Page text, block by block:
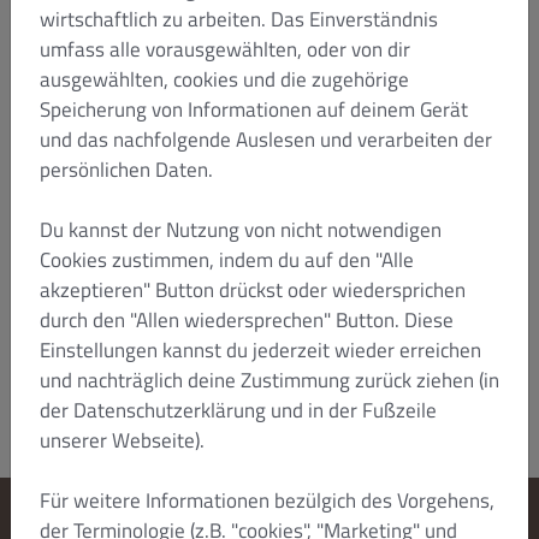
Sofern es sich bei dem Kunden um einen
Kaufmann/eine Kauffrau, eine juristische Person
des öffentlichen Rechts oder um ein öffentlich-
rechtliches Sondervermögen handelt, ist
ausschließlicher Gerichtsstand für alle
Streitigkeiten aus oder im Zusammenhang mit
dieser Vereinbarung, ihrem Zustandekommen
oder ihrer Durchführung Düsseldorf. Sofern der
jedoch auch dort Klage erheben. Ansonsten gilt der
gesetzliche Gerichtsstand.
Stand: Januar 2022/HTZ
Dish Order_B2C_T&C_V4_Jan 2022_de
wirtschaftlich zu arbeiten. Das Einverständnis
umfass alle vorausgewählten, oder von dir
ausgewählten, cookies und die zugehörige
Speicherung von Informationen auf deinem Gerät
und das nachfolgende Auslesen und verarbeiten der
persönlichen Daten.
Du kannst der Nutzung von nicht notwendigen
Cookies zustimmen, indem du auf den "Alle
akzeptieren" Button drückst oder wiedersprichen
durch den "Allen wiedersprechen" Button. Diese
Einstellungen kannst du jederzeit wieder erreichen
und nachträglich deine Zustimmung zurück ziehen (in
der Datenschutzerklärung und in der Fußzeile
unserer Webseite).
Für weitere Informationen bezülgich des Vorgehens,
der Terminologie (z.B. "cookies", "Marketing" und